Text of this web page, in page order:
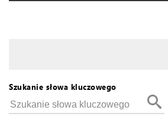
Szukanie słowa kluczowego